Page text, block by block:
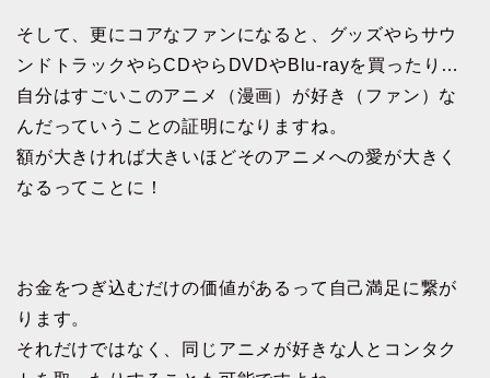
そして、更にコアなファンになると、グッズやらサウ
ンドトラックやらCDやらDVDやBlu-rayを買ったり…
自分はすごいこのアニメ（漫画）が好き（ファン）な
んだっていうことの証明になりますね。
額が大きければ大きいほどそのアニメへの愛が大きく
なるってことに！
お金をつぎ込むだけの価値があるって自己満足に繋が
ります。
それだけではなく、同じアニメが好きな人とコンタク